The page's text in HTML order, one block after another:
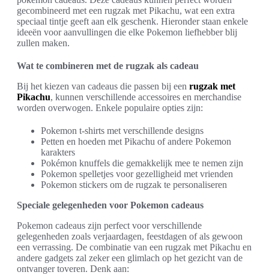
gecombineerd met een rugzak met Pikachu, wat een extra
speciaal tintje geeft aan elk geschenk. Hieronder staan enkele
ideeën voor aanvullingen die elke Pokemon liefhebber blij
zullen maken.
Wat te combineren met de rugzak als cadeau
Bij het kiezen van cadeaus die passen bij een rugzak met
Pikachu, kunnen verschillende accessoires en merchandise
worden overwogen. Enkele populaire opties zijn:
Pokemon t-shirts met verschillende designs
Petten en hoeden met Pikachu of andere Pokemon
karakters
Pokémon knuffels die gemakkelijk mee te nemen zijn
Pokemon spelletjes voor gezelligheid met vrienden
Pokemon stickers om de rugzak te personaliseren
Speciale gelegenheden voor Pokemon cadeaus
Pokemon cadeaus zijn perfect voor verschillende
gelegenheden zoals verjaardagen, feestdagen of als gewoon
een verrassing. De combinatie van een rugzak met Pikachu en
andere gadgets zal zeker een glimlach op het gezicht van de
ontvanger toveren. Denk aan: